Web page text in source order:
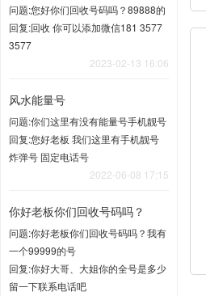
问题:您好你们回收号码吗？89888的
回复:回收 你可以添加微信181 3577
3577
2023-02-13 16:06
风水能量号
问题:你们这里有没有能量号手机靓号
回复:您好老板 我们这里有手机靓号
炸弹号 固定电话号
2022-06-08 17:15
你好老板你们回收号码吗？
问题:你好老板你们回收号码吗？我有
一个99999的号
回复:你好大哥、大姐你的全号是多少
留一下联系电话吧